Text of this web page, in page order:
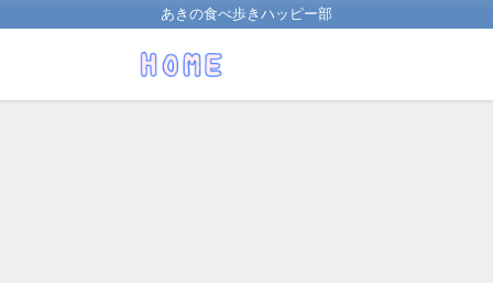
あきの食べ歩きハッピー部